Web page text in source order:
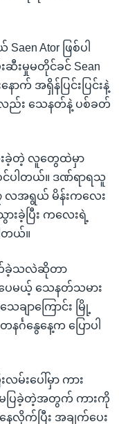
Ator ဖြစ်ပါ
မှုမတိုင်ခင် Sean
ာက် အရှိန်ပြင်းပြင်းနဲ့
လည်း သေနတ်နဲ့ ပစ်ခတ်
ခဲ့တဲ့ လူတွေထဲမှာ
ပါတယ်။ ဒဏ်ရာရသူ
အရွယ် မိန်းကလေး
းခဲ့ပြီး ကလေးရဲ့
တယ်။
တ်ခဲ့သလဲဆိုတာ
ေမယ့် သေနတ်သမား
ျာကြောင်း မြို့
ဂနွေနေ့က ပြောပါ
မ်းပေါ်မှာ ကား
ပြခဲ့တဲ့အတွက် ကားကို
လိုက်ပြီး အချက်ပေး